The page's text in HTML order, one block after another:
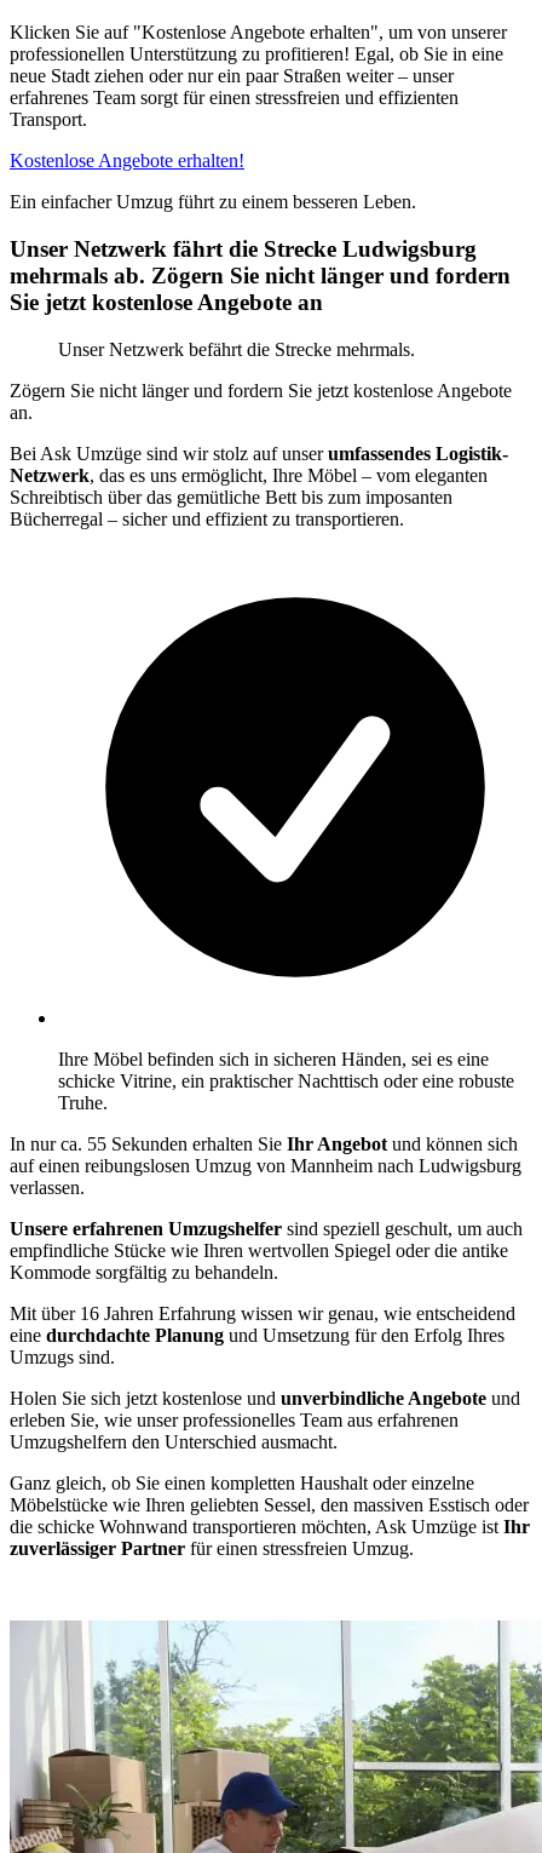
Klicken Sie auf "Kostenlose Angebote erhalten", um von unserer
professionellen Unterstützung zu profitieren! Egal, ob Sie in eine
neue Stadt ziehen oder nur ein paar Straßen weiter – unser
erfahrenes Team sorgt für einen stressfreien und effizienten
Transport.
Kostenlose Angebote erhalten!
Ein einfacher Umzug führt zu einem besseren Leben.
Unser Netzwerk fährt die Strecke Ludwigsburg
mehrmals ab. Zögern Sie nicht länger und fordern
Sie jetzt kostenlose Angebote an
Unser Netzwerk befährt die Strecke mehrmals.
Zögern Sie nicht länger und fordern Sie jetzt kostenlose Angebote
an.
Bei Ask Umzüge sind wir stolz auf unserumfassendes Logistik-
Netzwerk, das es uns ermöglicht, Ihre Möbel – vom eleganten
Schreibtisch über das gemütliche Bett bis zum imposanten
Bücherregal – sicher und effizient zu transportieren.
Ihre Möbel befinden sich in sicheren Händen, sei es eine
schicke Vitrine, ein praktischer Nachttisch oder eine robuste
Truhe.
In nur ca. 55 Sekunden erhalten Sie Ihr Angebot und können sich
auf einen reibungslosen Umzug von Mannheim nach Ludwigsburg
verlassen.
Unsere erfahrenen Umzugshelfer sind speziell geschult, um auch
empfindliche Stücke wie Ihren wertvollen Spiegel oder die antike
Kommode sorgfältig zu behandeln.
Mit über 16 Jahren Erfahrung wissen wir genau, wie entscheidend
eine durchdachte Planung und Umsetzung für den Erfolg Ihres
Umzugs sind.
Holen Sie sich jetzt kostenlose und unverbindliche Angebote und
erleben Sie, wie unser professionelles Team aus erfahrenen
Umzugshelfern den Unterschied ausmacht.
Ganz gleich, ob Sie einen kompletten Haushalt oder einzelne
Möbelstücke wie Ihren geliebten Sessel, den massiven Esstisch oder
die schicke Wohnwand transportieren möchten, Ask Umzüge ist Ihr
zuverlässiger Partner für einen stressfreien Umzug.